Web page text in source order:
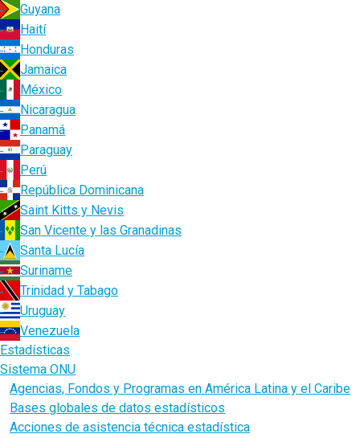
Guyana
Haití
Honduras
Jamaica
México
Nicaragua
Panamá
Paraguay
Perú
República Dominicana
Saint Kitts y Nevis
San Vicente y las Granadinas
Santa Lucía
Suriname
Trinidad y Tabago
Uruguay
Venezuela
Estadísticas
Sistema ONU
Agencias, Fondos y Programas en América Latina y el Caribe
Bases globales de datos estadísticos
Acciones de asistencia técnica estadística